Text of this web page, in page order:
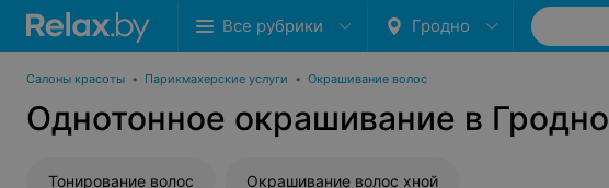
Все рубрики Гродно
Салоны красоты • Парикмахерские услуги • Окрашивание волос
Однотонное окрашивание в Гродно
Тонирование волос Окрашивание волос хной